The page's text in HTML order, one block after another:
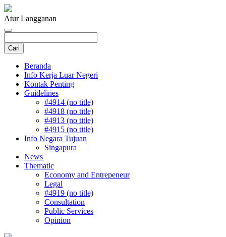
Atur Langganan
Beranda
Info Kerja Luar Negeri
Kontak Penting
Guidelines
#4914 (no title)
#4918 (no title)
#4913 (no title)
#4915 (no title)
Info Negara Tujuan
Singapura
News
Thematic
Economy and Entrepeneur
Legal
#4919 (no title)
Consultation
Public Services
Opinion